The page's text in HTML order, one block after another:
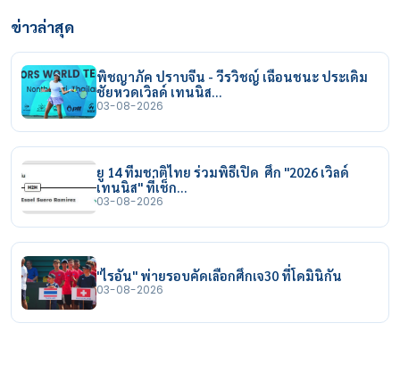
ข่าวล่าสุด
พิชญาภัค ปราบจีน - วีรวิชญ์ เฉือนชนะ ประเดิม
ชัยหวดเวิลด์ เทนนิส…
03-08-2026
ยู 14 ทีมชาติไทย ร่วมพิธีเปิด ศึก "2026 เวิลด์
เทนนิส" ที่เช็ก…
03-08-2026
"ไรอัน" พ่ายรอบคัดเลือกศึกเจ30 ที่โดมินิกัน
03-08-2026